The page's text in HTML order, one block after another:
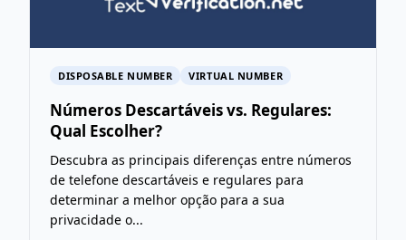
DISPOSABLE NUMBER VIRTUAL NUMBER
Números Descartáveis vs. Regulares:
Qual Escolher?
Descubra as principais diferenças entre números
de telefone descartáveis e regulares para
determinar a melhor opção para a sua
privacidade o...